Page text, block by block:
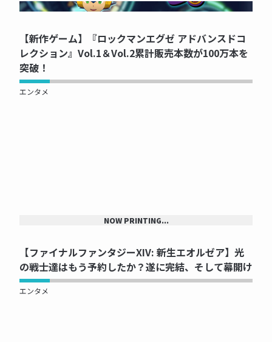
NOW PRINTING...
【新作ゲーム】『ロックマンエグゼ アドバンスドコ
レクション』Vol.1＆Vol.2累計販売本数が100万本を
突破！
エンタメ
NOW PRINTING...
【ファイナルファンタジーXIV: 新生エオルゼア】光
の戦士達はもう予約したか？遂に完結、そして幕開け
エンタメ